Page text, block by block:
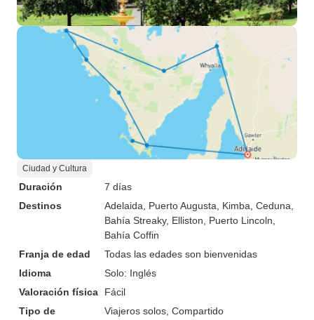
Ciudad y Cultura
Duración
7 días
Destinos
Adelaida , Puerto Augusta , Kimba , Ceduna
Bahía Streaky, Elliston , Puerto Lincoln
Bahía Coffin
Franja de edad
Todas las edades son bienvenidas
Idioma
Solo: Inglés
Valoración física
Fácil
Tipo de
Viajeros solos, Compartido